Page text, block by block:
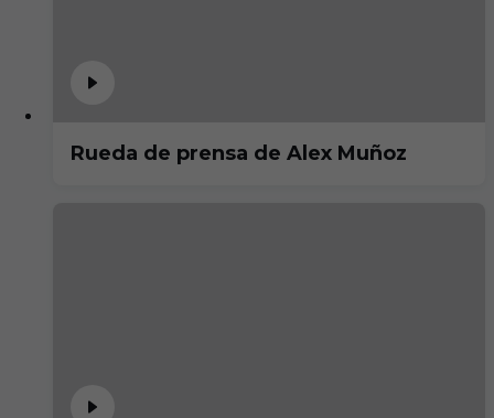
Rueda de prensa de Alex Muñoz